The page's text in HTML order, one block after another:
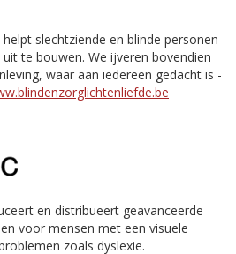
helpt slechtziende en blinde personen
te bouwen. We ijveren bovendien
waar aan iedereen gedacht is -
en distribueert geavanceerde
voor mensen met een visuele
zoals dyslexie.